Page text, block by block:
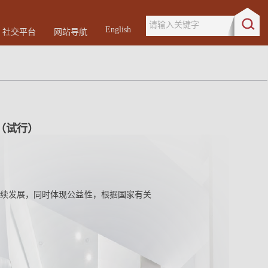
社交平台 网站导航 English
请输入关键字
行）
发展，同时体现公益性，根据国家有关